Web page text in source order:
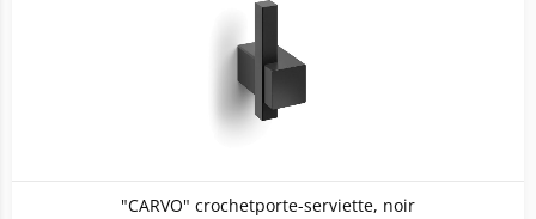
"CARVO" crochetporte-serviette, noir